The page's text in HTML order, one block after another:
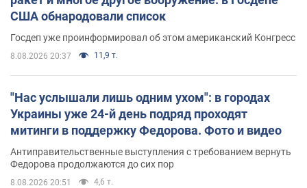
США обнародовали список
Госдеп уже проинформировал об этом американский Конгресс
8.08.2026 20:37 11,9 т.
"Нас услышали лишь одним ухом": в городах
Украины уже 24-й день подряд проходят
митинги в поддержку Федорова. Фото и видео
Антиправительственные выступления с требованием вернуть
Федорова продолжаются до сих пор
8.08.2026 20:51 4,6 т.